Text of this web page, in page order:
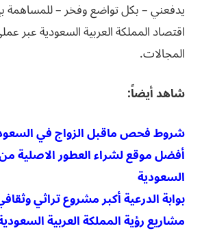
يدفعني – بكل تواضع وفخر – للمساهمة
اقتصاد المملكة العربية السعودية عبر
المجالات.
شاهد أيضاً:
شروط فحص ماقبل الزواج في
أفضل موقع لشراء العطور الاصلية
السعودية
بوابة الدرعية أكبر مشروع تراثي
مشاريع رؤية المملكة العربية السعودية